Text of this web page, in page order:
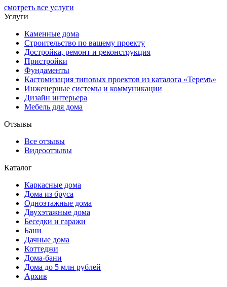
смотреть все услуги
Услуги
Каменные дома
Строительство по вашему проекту
Достройка, ремонт и реконструкция
Пристройки
Фундаменты
Кастомизация типовых проектов из каталога «Теремъ»
Инженерные системы и коммуникации
Дизайн интерьера
Мебель для дома
Отзывы
Все отзывы
Видеоотзывы
Каталог
Каркасные дома
Дома из бруса
Одноэтажные дома
Двухэтажные дома
Беседки и гаражи
Бани
Дачные дома
Коттеджи
Дома-бани
Дома до 5 млн рублей
Архив